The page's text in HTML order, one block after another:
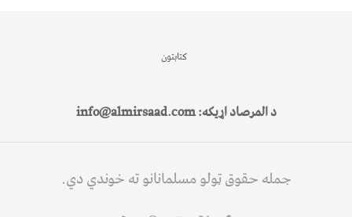
کتابتون
د المرصاد اړیکه: info@almirsaad.com
جمله حقوق ټولو مسلمانانو ته خوندي دي.